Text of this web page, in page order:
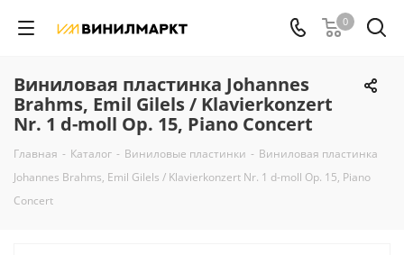
0
Виниловая пластинка Johannes
Brahms, Emil Gilels / Klavierkonzert
Nr. 1 d-moll Op. 15, Piano Concert
Главная - Каталог - Виниловые пластинки - Виниловая пластинка
Johannes Brahms, Emil Gilels / Klavierkonzert Nr. 1 d-moll Op. 15, Piano
Concert